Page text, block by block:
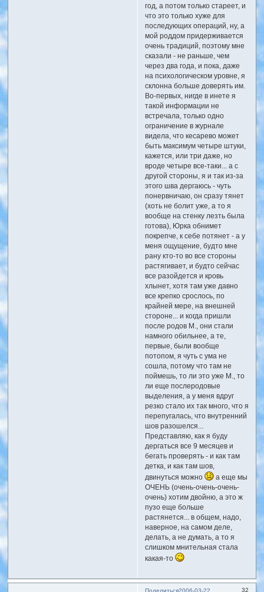
год, а потом только стареет, и
что это только хуже для
последующих операций, ну, а
мой роддом придерживается
очень традиций, поэтому мне
сказали - не раньше, чем
через два года, и пока, даже
на психологическом уровне, я
склонна больше доверять им.
Во-первых, нигде в инете я
такой информации не
встречала, только одно
ограничение в журнале
видела, что кесарево может
быть максимум четыре штуки,
кажется, или три даже, но
вроде четыре все-таки... а с
другой стороны, я и так из-за
этого шва дергаюсь - чуть
понервничаю, он сразу тянет
(хоть не болит уже, а то я
вообще на стенку лезть была
готова), Юрка обнимет
покрепче, к себе потянет - а у
меня ощущение, будто мне
рану кто-то во все стороны
растягивает, и будто сейчас
все разойдется и кровь
хлынет, хотя там уже давно
все крепко срослось, по
крайней мере, на внешней
стороне... и когда пришли
после родов М., они стали
намного обильнее, а те,
первые, были вообще
потопом, я чуть с ума не
сошла, потому что там не
поймешь, то ли это уже М., то
ли еще послеродовые
выделения, а у меня вдруг
резко стало их так много, что я
перепугалась, что внутренний
шов разошелся...
Представляю, как я буду
дергаться все 9 месяцев и
бегать проверять - и как там
детка, и как там шов,
двинуться можно
а еще мы
ОЧЕНЬ (очень-очень-очень-
очень) хотим двойню, а это ж
пузо еще больше
растянется... в общем, надо,
наверное, на самом деле,
делать, а не думать, а то я
слишком мнительная стала
какая-то
Поделиться 32
2006-03-22